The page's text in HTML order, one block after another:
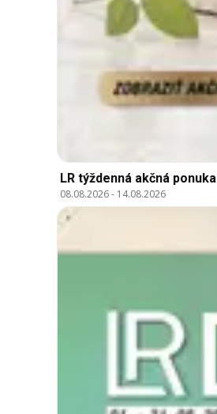
LR týždenná akčná ponuka
08.08.2026- 14.08.2026